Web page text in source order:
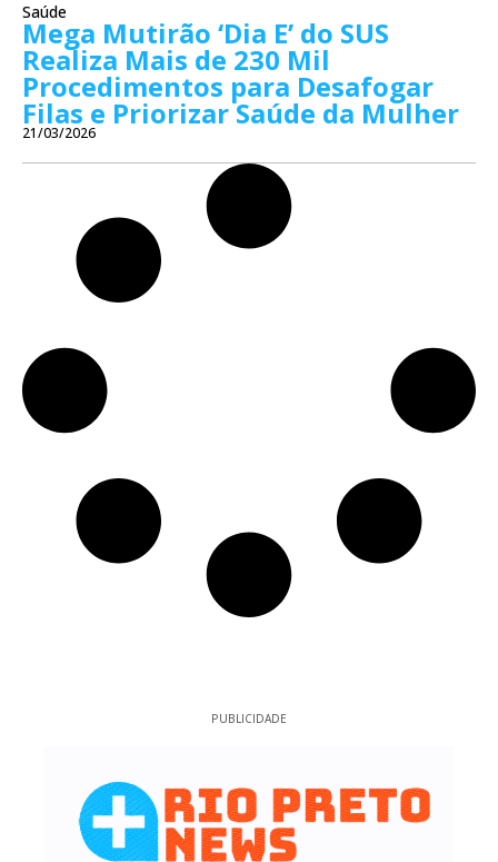
Saúde
Mega Mutirão ‘Dia E’ do SUS
Realiza Mais de 230 Mil
Procedimentos para Desafogar
Filas e Priorizar Saúde da Mulher
21/03/2026
PUBLICIDADE